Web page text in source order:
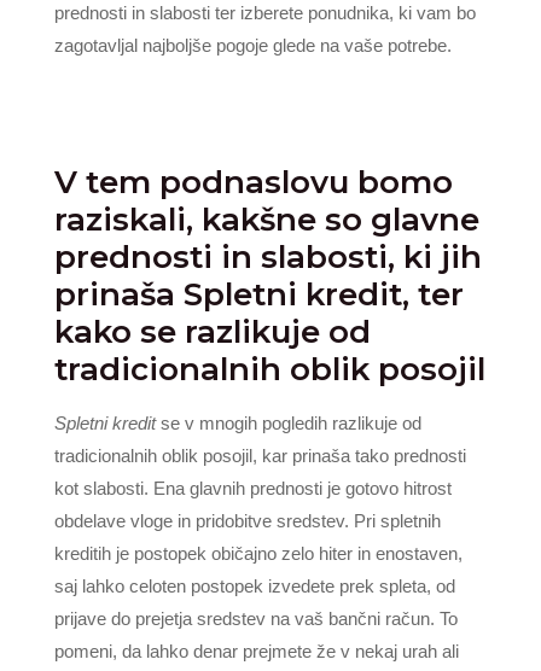
prednosti in slabosti ter izberete ponudnika, ki vam bo
zagotavljal najboljše pogoje glede na vaše potrebe.
V tem podnaslovu bomo
raziskali, kakšne so glavne
prednosti in slabosti, ki jih
prinaša Spletni kredit, ter
kako se razlikuje od
tradicionalnih oblik posojil
Spletni kreditse v mnogih pogledih razlikuje od
tradicionalnih oblik posojil, kar prinaša tako prednosti
kot slabosti. Ena glavnih prednosti je gotovo hitrost
obdelave vloge in pridobitve sredstev. Pri spletnih
kreditih je postopek običajno zelo hiter in enostaven,
saj lahko celoten postopek izvedete prek spleta, od
prijave do prejetja sredstev na vaš bančni račun. To
pomeni, da lahko denar prejmete že v nekaj urah ali